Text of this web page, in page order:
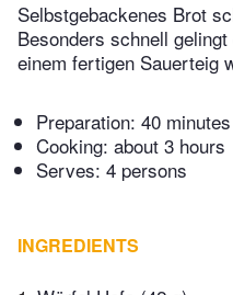
Selbstgebackenes Brot
Besonders schnell
einem fertigen Sauerteig
Preparation: 40 minutes
Cooking: about 3 hours
Serves: 4 persons
INGREDIENTS